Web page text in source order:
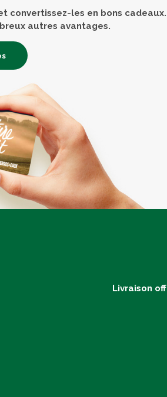
convertissez-les en bons cadeaux.
autres avantages.
Livraison